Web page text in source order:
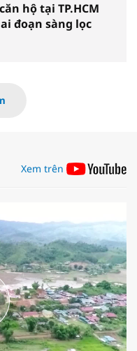
hộ tại TP.HCM
đoạn sàng lọc
Xem trên